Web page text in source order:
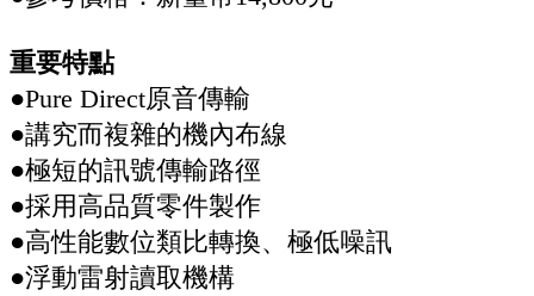
重要特點
●Pure Direct原音傳輸
●講究而複雜的機內布線
●極短的訊號傳輸路徑
●採用高品質零件製作
●高性能數位類比轉換、極低噪訊
●浮動雷射讀取機構